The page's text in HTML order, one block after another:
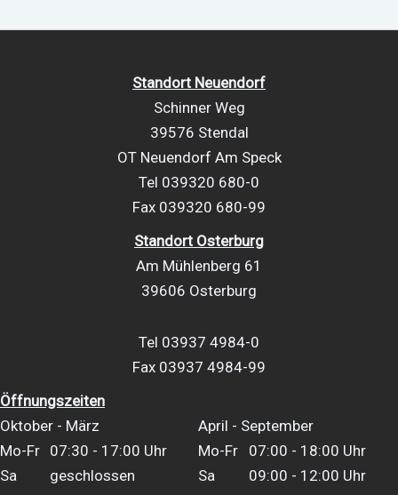
Standort Neuendorf
Schinner Weg
39576 Stendal
OT Neuendorf Am Speck
Tel 039320 680-0
Fax 039320 680-99
Standort Osterburg
Am Mühlenberg 61
39606 Osterburg
Tel 03937 4984-0
Fax 03937 4984-99
Öffnungszeiten
Oktober - März
April - September
Mo-Fr 07:30 - 17:00 Uhr Mo-Fr
07:00 - 18:00 Uhr
Sa
geschlossen Sa 09:00 - 12:00 Uhr